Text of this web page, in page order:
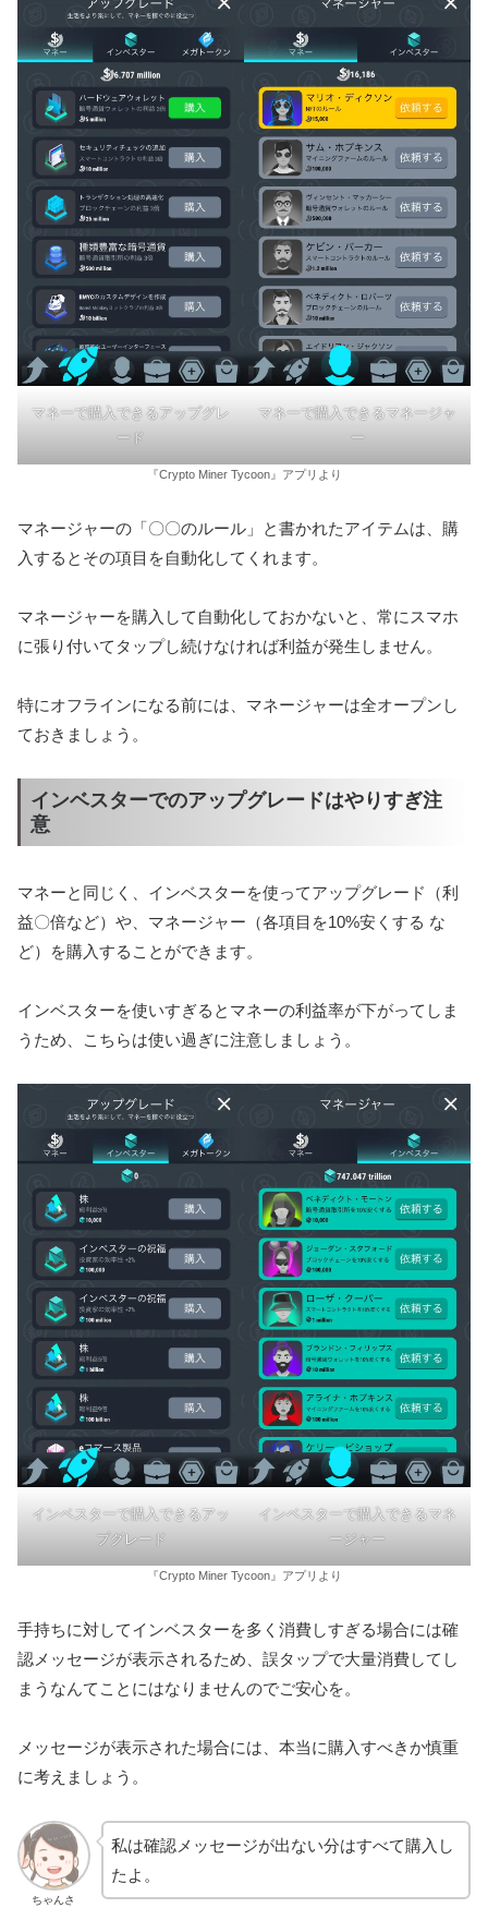
マネーで購入できるアップグレ
ード
マネーで購入できるマネージャ
ー
『Crypto Miner Tycoon』アプリより
マネージャーの「〇〇のルール」と書かれたアイテムは、購
入するとその項目を自動化してくれます。
マネージャーを購入して自動化しておかないと、常にスマホ
に張り付いてタップし続けなければ利益が発生しません。
特にオフラインになる前には、マネージャーは全オープンし
ておきましょう。
インベスターでのアップグレードはやりすぎ注
意
マネーと同じく、インベスターを使ってアップグレード（利
益〇倍など）や、マネージャー（各項目を10%安くする な
ど）を購入することができます。
インベスターを使いすぎるとマネーの利益率が下がってしま
うため、こちらは使い過ぎに注意しましょう。
インベスターで購入できるアッ
プグレード
インベスターで購入できるマネ
ージャー
『Crypto Miner Tycoon』アプリより
手持ちに対してインベスターを多く消費しすぎる場合には確
認メッセージが表示されるため、誤タップで大量消費してし
まうなんてことにはなりませんのでご安心を。
メッセージが表示された場合には、本当に購入すべきか慎重
に考えましょう。
ちゃんさ
私は確認メッセージが出ない分はすべて購入し
たよ。